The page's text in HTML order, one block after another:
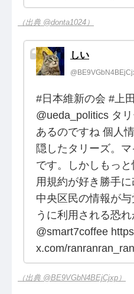
（出典 @donta1024）
しい
#日本維新の会 #上
@ueda_politics タ
あるのですね 個人
隠したタリーズ。
です。しかしもっ
用規約が好き勝手
中央区民の情報が
うに利用される恐
@smart7coffee
x.com/
（出典 @BE9VGbN4BEjCjxp）